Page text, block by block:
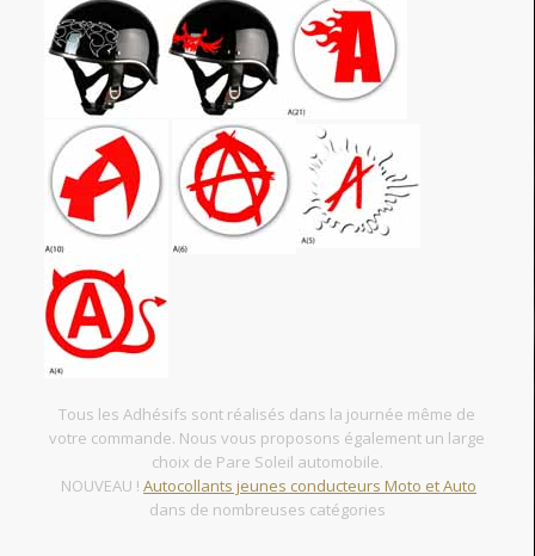
Tous les Adhésifs sont réalisés dans la journée même de
votre commande. Nous vous proposons également un large
choix de Pare Soleil automobile.
NOUVEAU ! Autocollants jeunes conducteurs Moto et Auto
dans de nombreuses catégories